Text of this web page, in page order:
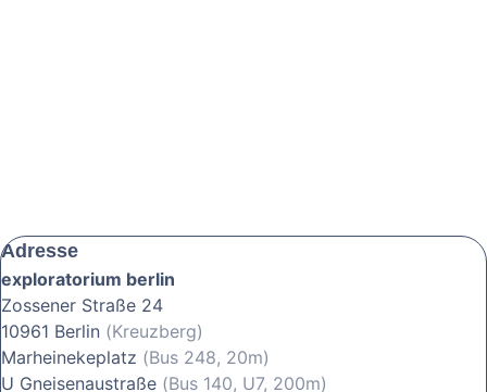
Adresse
exploratorium berlin
Zossener Straße 24
10961 Berlin (Kreuzberg)
Marheinekeplatz (Bus 248, 20m)
U Gneisenaustraße (Bus 140, U7, 200m)